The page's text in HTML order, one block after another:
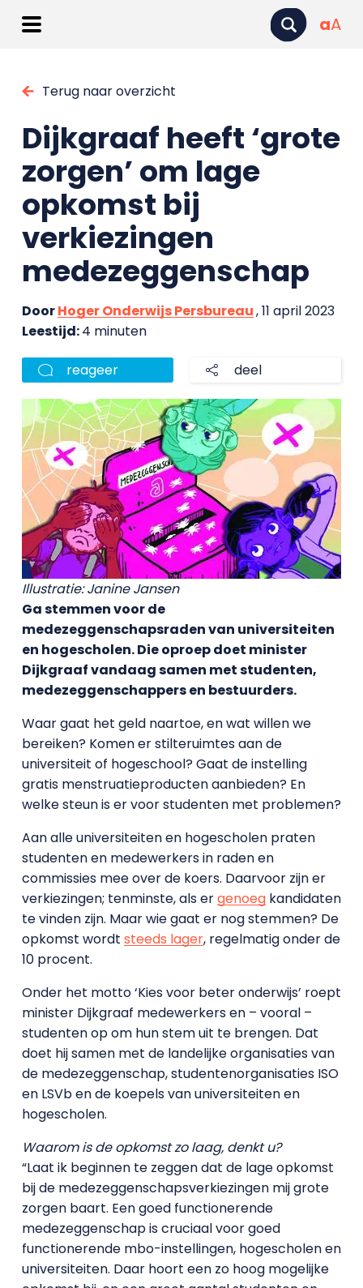
aA
Terug naar overzicht
Dijkgraaf heeft ‘grote
zorgen’ om lage
opkomst bij
verkiezingen
medezeggenschap
DoorHoger Onderwijs Persbureau, 11 april 2023
Leestijd:4 minuten
reageer deel
Illustratie: Janine Jansen
Ga stemmen voor de
medezeggenschapsraden van universiteiten
en hogescholen. Die oproep doet minister
Dijkgraaf vandaag samen met studenten,
medezeggenschappers en bestuurders.
Waar gaat het geld naartoe, en wat willen we
bereiken? Komen er stilteruimtes aan de
universiteit of hogeschool? Gaat de instelling
gratis menstruatieproducten aanbieden? En
welke steun is er voor studenten met problemen?
Aan alle universiteiten en hogescholen praten
studenten en medewerkers in raden en
commissies mee over de koers. Daarvoor zijn er
verkiezingen; tenminste, als ergenoegkandidaten
te vinden zijn. Maar wie gaat er nog stemmen? De
opkomst wordt steeds lager, regelmatig onder de
10 procent.
Onder het motto ‘Kies voor beter onderwijs’ roept
minister Dijkgraaf medewerkers en – vooral –
studenten op om hun stem uit te brengen. Dat
doet hij samen met de landelijke organisaties van
de medezeggenschap, studentenorganisaties ISO
en LSVb en de koepels van universiteiten en
hogescholen.
Waarom is de opkomst zo laag, denkt u?
“Laat ik beginnen te zeggen dat de lage opkomst
bij de medezeggenschapsverkiezingen mij grote
zorgen baart. Een goed functionerende
medezeggenschap is cruciaal voor goed
functionerende mbo-instellingen, hogescholen en
universiteiten. Daar hoort een zo hoog mogelijke